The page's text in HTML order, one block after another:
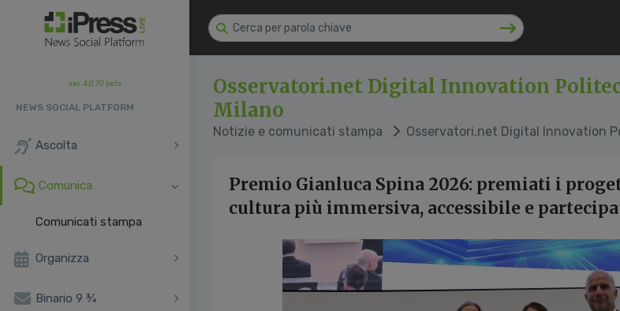
ver. 4.0.70 beta
NEWS SOCIAL PLATFORM
Ascolta
Comunica
Comunicati stampa
Organizza
Binario 9 ¾
Osservatori.net Digital Innovation
Milano
Notizie e comunicati stampa Osservatori.net Digital Innovation
Premio Gianluca Spina 2026: premiati i
cultura più immersiva, accessibile e